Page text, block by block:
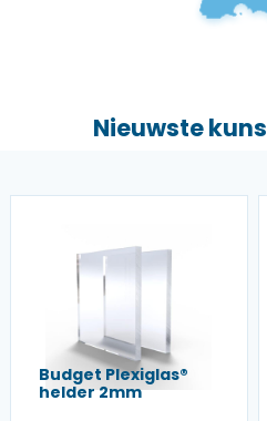
Nieuwste
Budget Plexiglas®
helder 2mm